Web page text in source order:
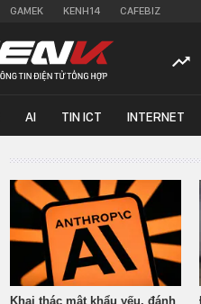
GAMEK KENH14 CAFEBIZ
AI TIN ICT INTERNET
Khai thác mật khẩu yếu, đánh